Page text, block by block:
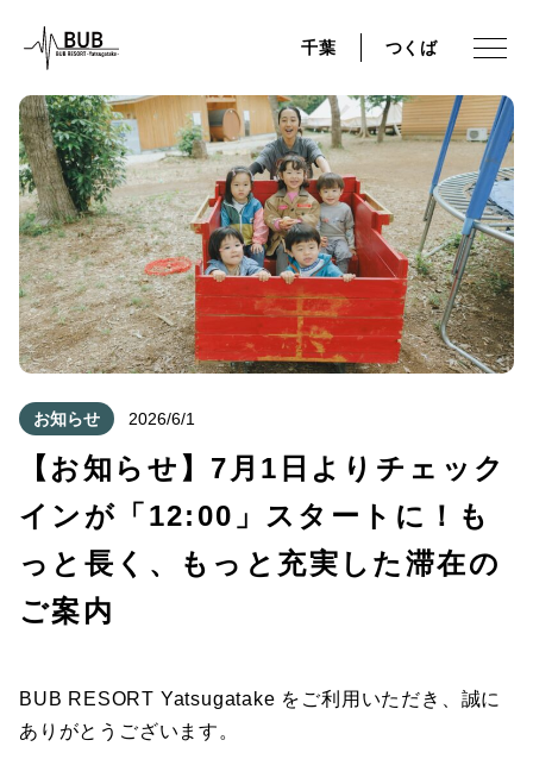
千葉 つくば
お知らせ 2026/6/1
【お知らせ】7月1日よりチェック
インが「12:00」スタートに！も
っと長く、もっと充実した滞在の
ご案内
BUB RESORT Yatsugatake をご利用いただき、誠に
ありがとうございます。